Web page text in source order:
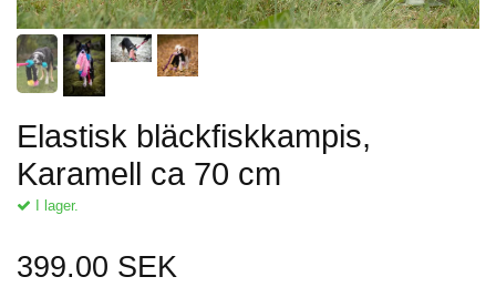
Elastisk bläckfiskkampis,
Karamell ca 70 cm
I lager.
399.00 SEK